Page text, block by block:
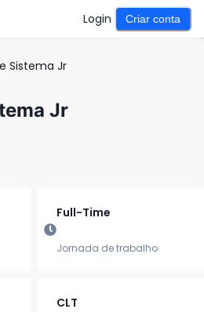
Login Criar conta
Sistema Jr
Jr
Full-Time
Jornada de trabalho
CLT